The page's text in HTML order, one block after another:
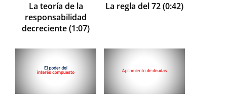
La teoría de la
responsabilidad
decreciente (1:07)
La regla del 72 (0:42)